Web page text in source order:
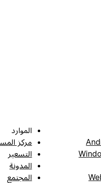
الموارد
مركز
التسعير
المدونة
المجتمع